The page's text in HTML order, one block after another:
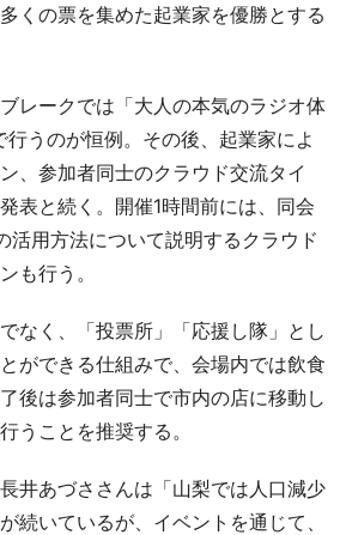
くの票を集めた起業家を優勝とする
レークでは「大人の本気のラジオ体
行うのが恒例。その後、起業家によ
、参加者同士のクラウド交流タイ
表と続く。開催1時間前には、同会
活用方法について説明するクラウド
も行う。
なく、「投票所」「応援し隊」とし
ができる仕組みで、会場内では飲食
後は参加者同士で市内の店に移動し
うことを推奨する。
井あづささんは「山梨では人口減少
続いているが、イベントを通じて、